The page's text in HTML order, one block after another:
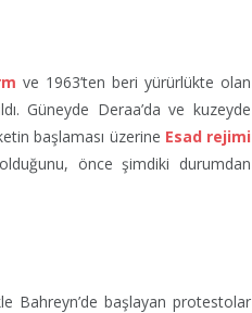
ve 1963’ten beri yürürlükte olan
Güneyde Deraa’da ve kuzeyde
başlaması üzerine Esad rejimi
önce şimdiki durumdan
Bahreyn’de başlayan protestolar